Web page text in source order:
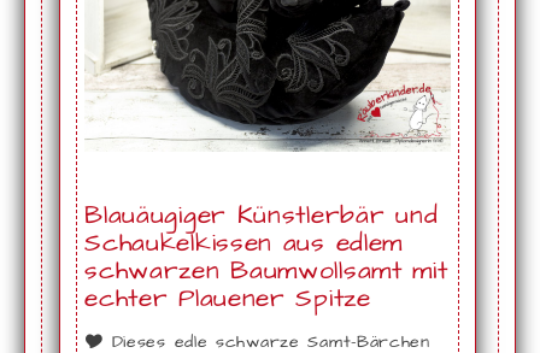
Blauäugiger Künstlerbär und
Schaukelkissen aus edlem
schwarzen Baumwollsamt mit
echter Plauener Spitze
🎔 Dieses edle schwarze Samt-Bärchen